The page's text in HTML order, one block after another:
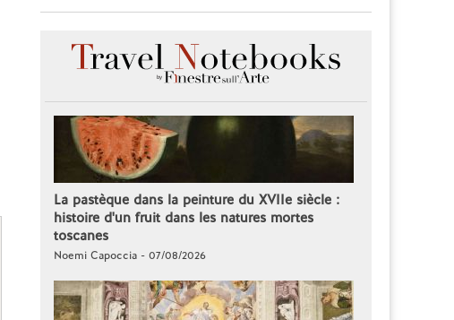
La pastèque dans la peinture du XVIIe siècle :
histoire d'un fruit dans les natures mortes
toscanes
Noemi Capoccia - 07/08/2026